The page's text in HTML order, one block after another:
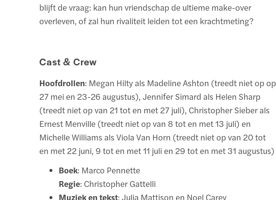
blijft de vraag: kan hun vriendschap de ultieme make-over
overleven, of zal hun rivaliteit leiden tot een krachtmeting?
Cast & Crew
Hoofdrollen: Megan Hilty als Madeline Ashton (treedt niet op op
27 mei en 23-26 augustus), Jennifer Simard als Helen Sharp
(treedt niet op van 21 tot en met 27 juli), Christopher Sieber als
Ernest Menville (treedt niet op van 8 tot en met 13 juli) en
Michelle Williams als Viola Van Horn (treedt niet op van 20 tot
en met 22 juni, 9 tot en met 11 juli en 29 tot en met 31 augustus)
Boek: Marco Pennette
Regie: Christopher Gattelli
Muziek en tekst: Julia Mattison en Noel Carey